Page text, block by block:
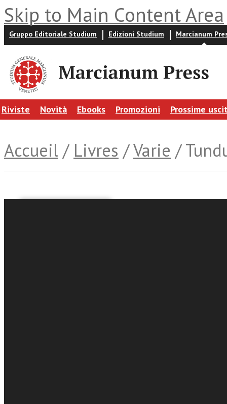
Skip to Main Content Area
Gruppo Editoriale Studium Edizioni Studium Marcianum
Riviste Novità Ebooks Promozioni Prossime
Accueil / Livres /Varie /